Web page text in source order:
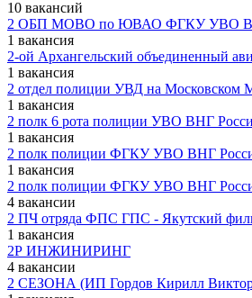
10 вакансий
2 ОБП МОВО по ЮВАО ФГКУ УВО ВНГ
1 вакансия
2-ой Архангельский объединенный
1 вакансия
2 отдел полиции УВД на Московском
1 вакансия
2 полк 6 рота полиции УВО ВНГ
1 вакансия
2 полк полиции ФГКУ УВО ВНГ
1 вакансия
2 полк полиции ФГКУ УВО ВНГ
4 вакансии
2 ПЧ отряда ФПС ГПС - Якутский
1 вакансия
2Р ИНЖИНИРИНГ
4 вакансии
2 СЕЗОНА (ИП Гордов Кирилл